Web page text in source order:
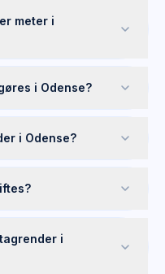
meter i
i Odense?
i Odense?
i